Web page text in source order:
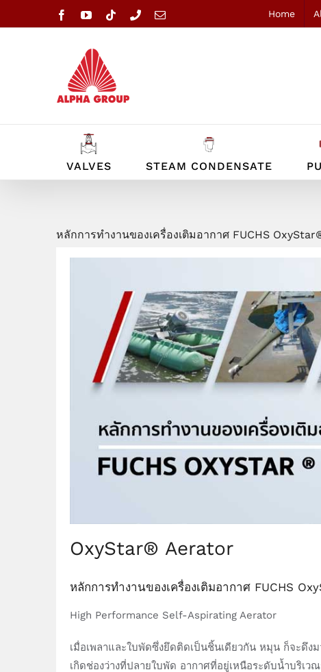
to
FacebookYouTubeTiktokPhoneEmail Home
VALVES STEAM CONDENSATE
หลักการทำงานของเครื่องเติมอากาศ FUCHS
OxyStar® Aerator
หลักการทำงานของเครื่องเติมอากาศ FUCHS
High Performance Self-Aspirating Aerator
เมื่อเพลาและใบพัดซึ่งยึดติดเป็นชิ้นเดียวกัน หมุน ก็จะดึ
เกิดช่องว่างที่ปลายใบพัด อากาศที่อยู่เหนือระดับน้ำบริเ